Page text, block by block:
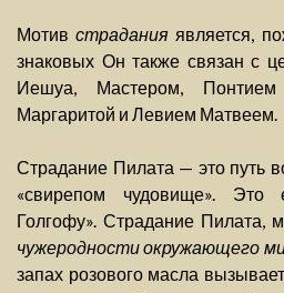
Мотивстрадания является,
знаковых Он также связан с
Иешуа, Мастером,
Маргаритой и Левием Матвеем.
Страдание Пилата — это путь
«свирепом чудовище». Это
Голгофу». Страдание Пилата,
чужеродности окружающего
запах розового масла